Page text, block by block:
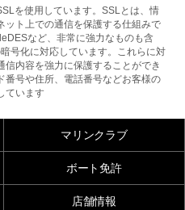
を使用しています。SSLとは、情
ット上での通信を保護する仕組みで
など、非常に強力なものも含
号化に対応しています。これらに対
信内容を強力に保護することができ
番号や住所、電話番号などお客様の
ています
マリンクラブ
ボート免許
店舗情報